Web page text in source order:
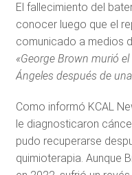
El fallecimiento del
conocer luego que el
comunicado a medios
«George Brown murió
Ángeles después de
Como informó KCAL
le diagnosticaron
pudo recuperarse
quimioterapia. Aunque